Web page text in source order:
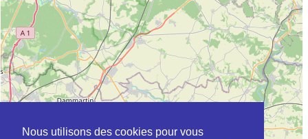
Nous utilisons des cookies pour vous